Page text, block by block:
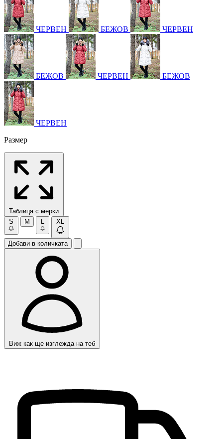
ЧЕРВЕН БЕЖОВ ЧЕРВЕН
БЕЖОВ ЧЕРВЕН БЕЖОВ
ЧЕРВЕН
Размер
Таблица с мерки
S
M L XL
Добави в количката
Виж как ще изглежда на теб